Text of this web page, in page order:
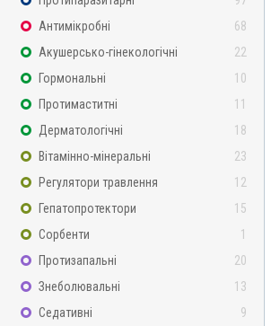
Антимікробні
68
Акушерсько-гінекологічні
22
Гормональні
10
Протимаститні
11
Дерматологічні
18
Вітамінно-мінеральні
23
Регулятори травлення
12
Гепатопротектори
15
Сорбенти
1
Протизапальні
20
Знеболювальні
13
Седативні
9